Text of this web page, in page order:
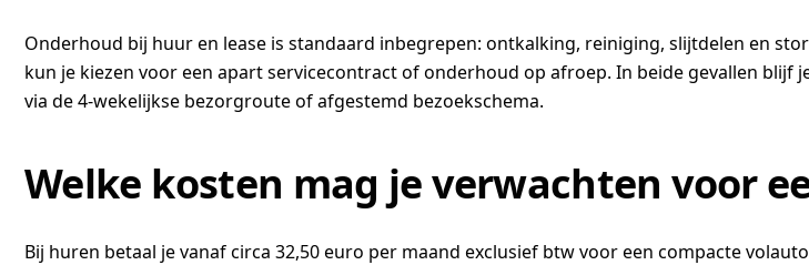
Onderhoud bij huur en lease is standaard inbegrepen: ontkalking, reiniging, slijtdelen en
kun je kiezen voor een apart servicecontract of onderhoud op afroep. In beide gevallen
via de 4-wekelijkse bezorgroute of afgestemd bezoekschema.
Welke kosten mag je verwachten voor
Bij huren betaal je vanaf circa 32,50 euro per maand exclusief btw voor een compacte